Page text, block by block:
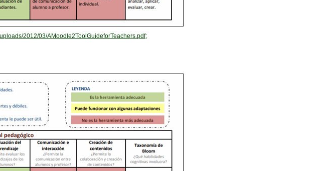
2012/03/AMoodle2ToolGuideforTeachers.pdf;